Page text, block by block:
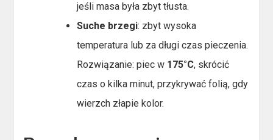
jeśli masa była zbyt tłusta.
Suche brzegi: zbyt wysoka
temperatura lub za długi czas pieczenia.
Rozwiązanie: piec w 175°C, skrócić
czas o kilka minut, przykrywać folią, gdy
wierzch złapie kolor.